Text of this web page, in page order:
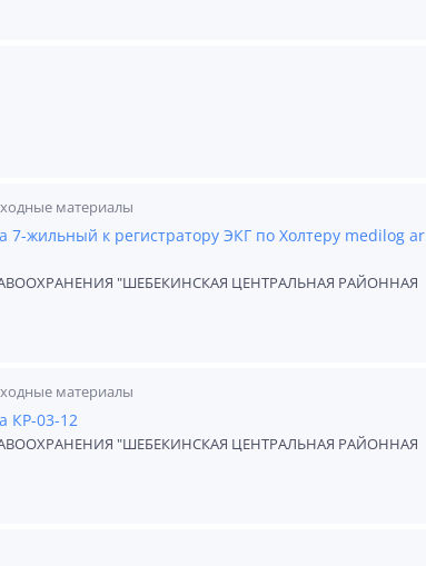
материалы
7-жильный к регистратору ЭКГ по Холтеру medilog ar
"ШЕБЕКИНСКАЯ ЦЕНТРАЛЬНАЯ РАЙОННАЯ
материалы
КР-03-12
"ШЕБЕКИНСКАЯ ЦЕНТРАЛЬНАЯ РАЙОННАЯ